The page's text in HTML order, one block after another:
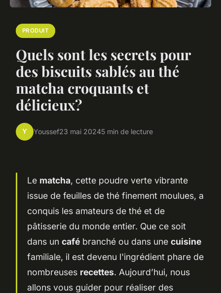
PRODUIT
Quels sont les secrets pour
des biscuits sablés au thé
matcha croquants et
délicieux?
Y Youssef23 mai 20245 min de lecture
Le matcha, cette poudre verte vibrante
issue de feuilles de thé finement moulues, a
conquis les amateurs de thé et de
pâtisserie du monde entier. Que ce soit
dans un café branché ou dans une cuisine
familiale, il est devenu l'ingrédient phare de
nombreuses recettes. Aujourd’hui, nous
allons vous guider pour réaliser des